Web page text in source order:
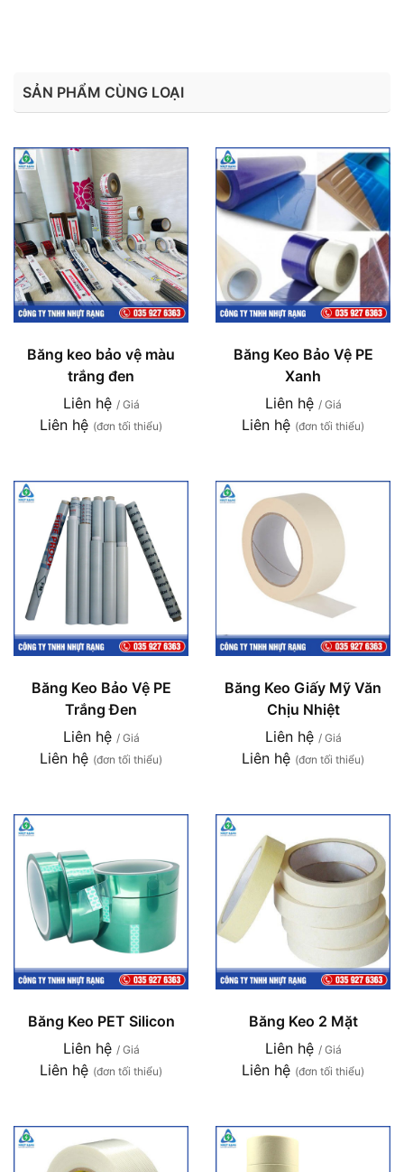
SẢN PHẨM CÙNG LOẠI
Băng keo bảo vệ màu
trắng đen
Liên hệ / Giá
Liên hệ (đơn tối thiểu)
Băng Keo Bảo Vệ PE
Xanh
Liên hệ / Giá
Liên hệ (đơn tối thiểu)
Băng Keo Bảo Vệ PE
Trắng Đen
Liên hệ / Giá
Liên hệ (đơn tối thiểu)
Băng Keo Giấy Mỹ Văn
Chịu Nhiệt
Liên hệ / Giá
Liên hệ (đơn tối thiểu)
Băng Keo PET Silicon
Liên hệ / Giá
Liên hệ (đơn tối thiểu)
Băng Keo 2 Mặt
Liên hệ / Giá
Liên hệ (đơn tối thiểu)